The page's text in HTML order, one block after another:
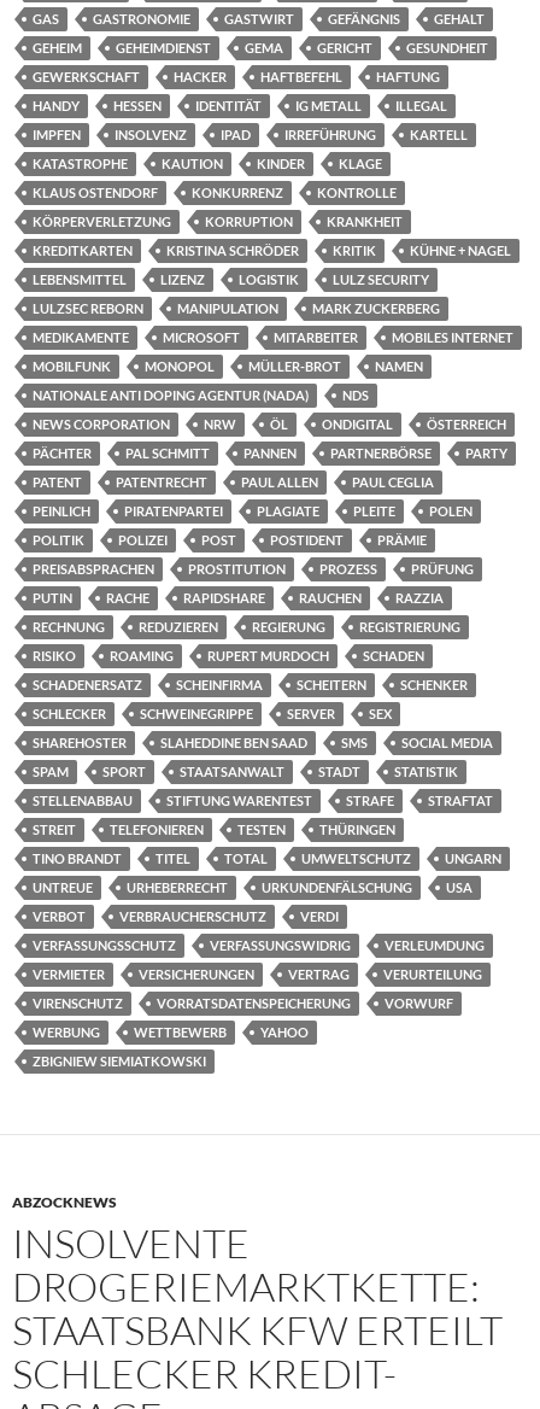
GAS
GASTRONOMIE GASTWIRT GEFÄNGNIS
GEHALT
GEHEIM
GEHEIMDIENST GEMA GERICHT
GESUNDHEIT
GEWERKSCHAFT
HACKER HAFTBEFEHL
HAFTUNG
HANDY
HESSEN IDENTITÄT IG METALL
ILLEGAL
IMPFEN
INSOLVENZ IPAD IRREFÜHRUNG
KARTELL
KATASTROPHE
KAUTION KINDER
KLAGE
KLAUS OSTENDORF
KONKURRENZ
KONTROLLE
KÖRPERVERLETZUNG
KORRUPTION
KRANKHEIT
KREDITKARTEN
KRISTINA SCHRÖDER KRITIK
KÜHNE + NAGEL
LEBENSMITTEL
LIZENZ LOGISTIK
LULZ SECURITY
LULZSEC REBORN
MANIPULATION
MARK ZUCKERBERG
MEDIKAMENTE
MICROSOFT MITARBEITER
MOBILES INTERNET
MOBILFUNK
MONOPOL MÜLLER-BROT
NAMEN
NATIONALE ANTI DOPING AGENTUR (NADA)
NDS
NEWS CORPORATION
NRW ÖL ONDIGITAL
ÖSTERREICH
PÄCHTER
PAL SCHMITT PANNEN PARTNERBÖRSE
PARTY
PATENT
PATENTRECHT PAUL ALLEN
PAUL CEGLIA
PEINLICH
PIRATENPARTEI PLAGIATE PLEITE
POLEN
POLITIK
POLIZEI POST POSTIDENT
PRÄMIE
PREISABSPRACHEN
PROSTITUTION PROZESS
PRÜFUNG
PUTIN
RACHE RAPIDSHARE RAUCHEN
RAZZIA
RECHNUNG
REDUZIEREN REGIERUNG
REGISTRIERUNG
RISIKO
ROAMING RUPERT MURDOCH
SCHADEN
SCHADENERSATZ
SCHEINFIRMA SCHEITERN
SCHENKER
SCHLECKER
SCHWEINEGRIPPE SERVER
SEX
SHAREHOSTER
SLAHEDDINE BEN SAAD SMS
SOCIAL MEDIA
SPAM
SPORT STAATSANWALT STADT
STATISTIK
STELLENABBAU
STIFTUNG WARENTEST STRAFE
STRAFTAT
STREIT
TELEFONIEREN TESTEN
THÜRINGEN
TINO BRANDT
TITEL TOTAL UMWELTSCHUTZ
UNGARN
UNTREUE
URHEBERRECHT URKUNDENFÄLSCHUNG
USA
VERBOT
VERBRAUCHERSCHUTZ
VERDI
VERFASSUNGSSCHUTZ
VERFASSUNGSWIDRIG
VERLEUMDUNG
VERMIETER
VERSICHERUNGEN VERTRAG
VERURTEILUNG
VIRENSCHUTZ
VORRATSDATENSPEICHERUNG
VORWURF
WERBUNG
WETTBEWERB
YAHOO
ZBIGNIEW SIEMIATKOWSKI
ABZOCKNEWS
INSOLVENTE
DROGERIEMARKTKETTE:
STAATSBANK KFW ERTEILT
SCHLECKER KREDIT-